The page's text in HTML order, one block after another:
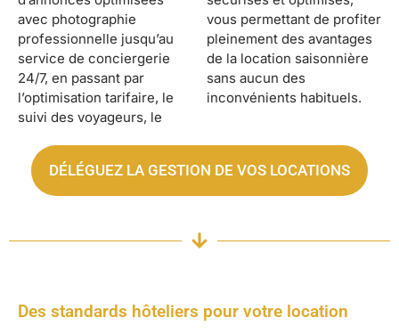
avec photographie
professionnelle jusqu’au
service de conciergerie
24/7, en passant par
l’optimisation tarifaire, le
suivi des voyageurs, le
vous permettant de profiter
pleinement des avantages
de la location saisonnière
sans aucun des
inconvénients habituels.
DÉLÉGUEZ LA GESTION DE VOS LOCATIONS
Des standards hôteliers pour votre location